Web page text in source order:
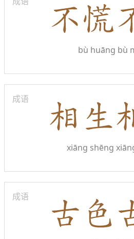
bù huāng bù
成语
xiāng shēng
成语